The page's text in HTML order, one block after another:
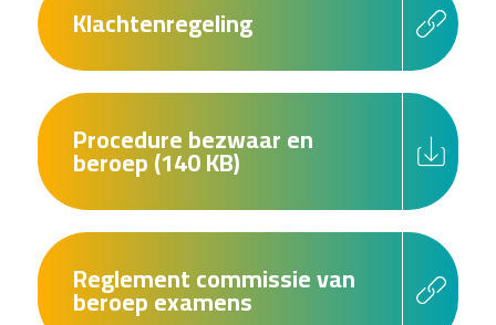
Klachtenregeling
Procedure bezwaar en
beroep (140 KB)
Reglement commissie van
beroep examens